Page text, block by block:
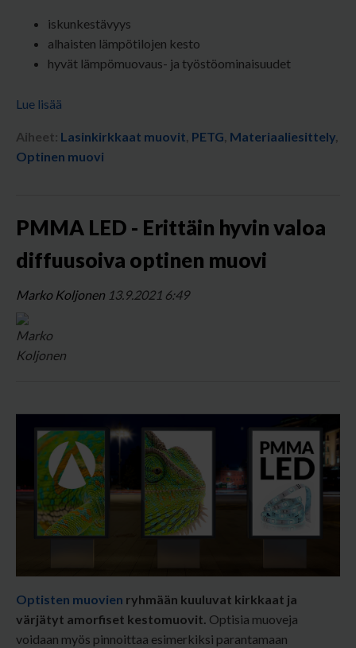
iskunkestävyys
alhaisten lämpötilojen kesto
hyvät lämpömuovaus- ja työstöominaisuudet
Lue lisää
Aiheet: Lasinkirkkaat muovit, PETG, Materiaaliesittely,
Optinen muovi
PMMA LED - Erittäin hyvin valoa
diffuusoiva optinen muovi
Marko Koljonen 13.9.2021 6:49
Optisten muovien ryhmään kuuluvat kirkkaat ja
värjätyt amorfiset kestomuovit. Optisia muoveja
voidaan myös pinnoittaa esimerkiksi parantamaan